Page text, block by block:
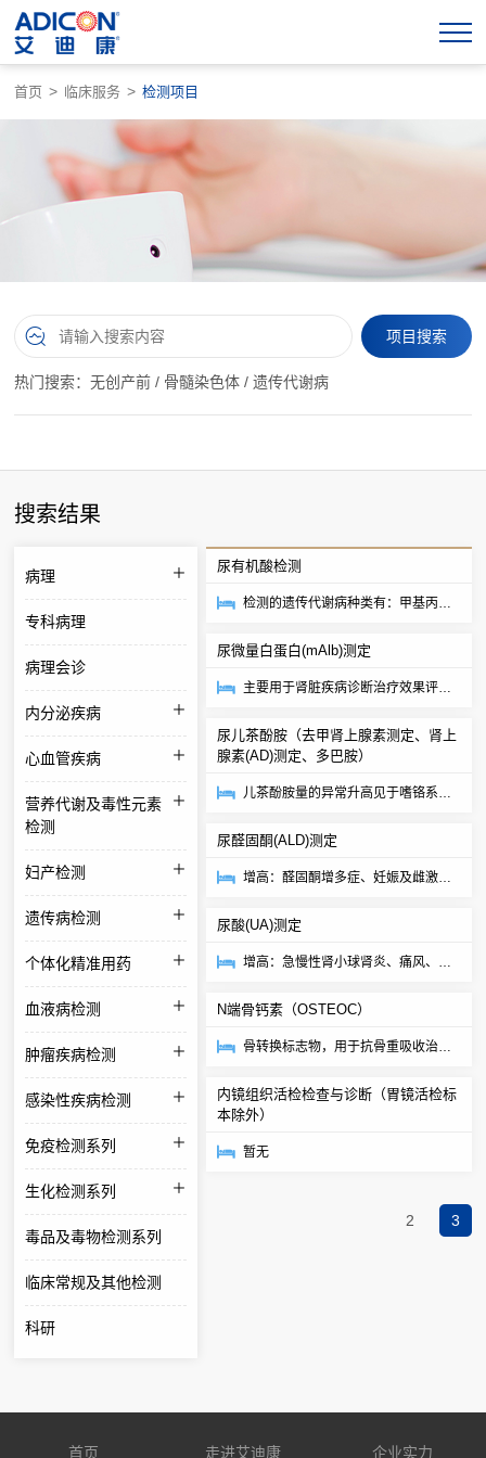
首页 > 临床服务 > 检测项目
热门搜索：无创产前 / 骨髓染色体 /遗传代谢病
搜索结果
病理
专科病理
病理会诊
内分泌疾病
心血管疾病
营养代谢及毒性元素
检测
妇产检测
遗传病检测
个体化精准用药
血液病检测
肿瘤疾病检测
感染性疾病检测
免疫检测系列
生化检测系列
毒品及毒物检测系列
临床常规及其他检测
科研
尿有机酸检测
检测的遗传代谢病种类有：甲基丙二
戊酸血症，戊二...
尿微量白蛋白(mAlb)测定
主要用于肾脏疾病诊断治疗效果评
尿儿茶酚胺（去甲肾上腺素测定、肾上
腺素(AD)测定、多巴胺）
儿茶酚胺量的异常升高见于嗜铬系统
和神经节细胞瘤...
尿醛固酮(ALD)测定
增高：醛固酮增多症、妊娠及雌激素
腺皮质功能减退...
尿酸(UA)测定
增高：急慢性肾小球肾炎、痛风、肾
N端骨钙素（OSTEOC）
骨转换标志物，用于抗骨重吸收治疗
评估。
内镜组织活检检查与诊断（胃镜活检标
本除外）
暂无
2 3
首页 走进艾迪康 企业实力